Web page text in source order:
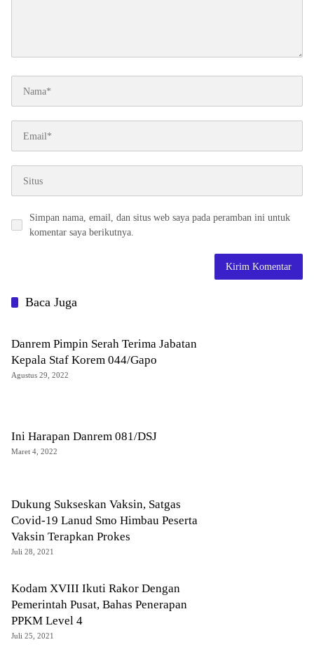
Simpan nama, email, dan situs web saya pada peramban ini untuk
komentar saya berikutnya.
Baca Juga
Danrem Pimpin Serah Terima Jabatan
Kepala Staf Korem 044/Gapo
Agustus 29, 2022
Ini Harapan Danrem 081/DSJ
Maret 4, 2022
Dukung Sukseskan Vaksin, Satgas
Covid-19 Lanud Smo Himbau Peserta
Vaksin Terapkan Prokes
Juli 28, 2021
Kodam XVIII Ikuti Rakor Dengan
Pemerintah Pusat, Bahas Penerapan
PPKM Level 4
Juli 25, 2021